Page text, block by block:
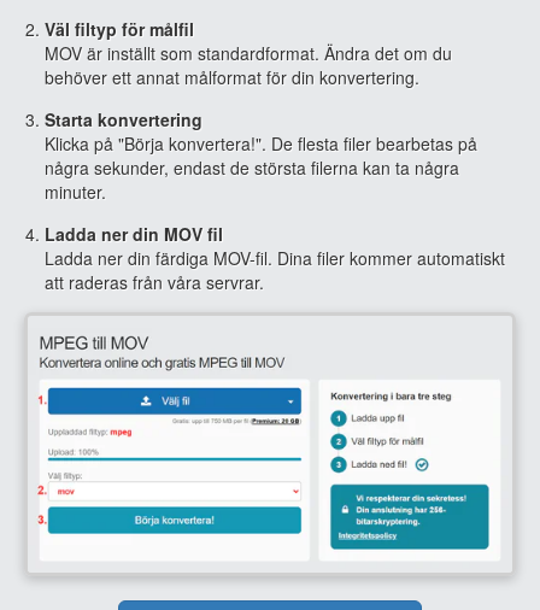
Väl filtyp för målfil
MOV är inställt som standardformat. Ändra det om du
behöver ett annat målformat för din konvertering.
Starta konvertering
Klicka på "Börja konvertera!". De flesta filer bearbetas på
några sekunder, endast de största filerna kan ta några
minuter.
Ladda ner din MOV fil
Ladda ner din färdiga MOV-fil. Dina filer kommer automatiskt
att raderas från våra servrar.